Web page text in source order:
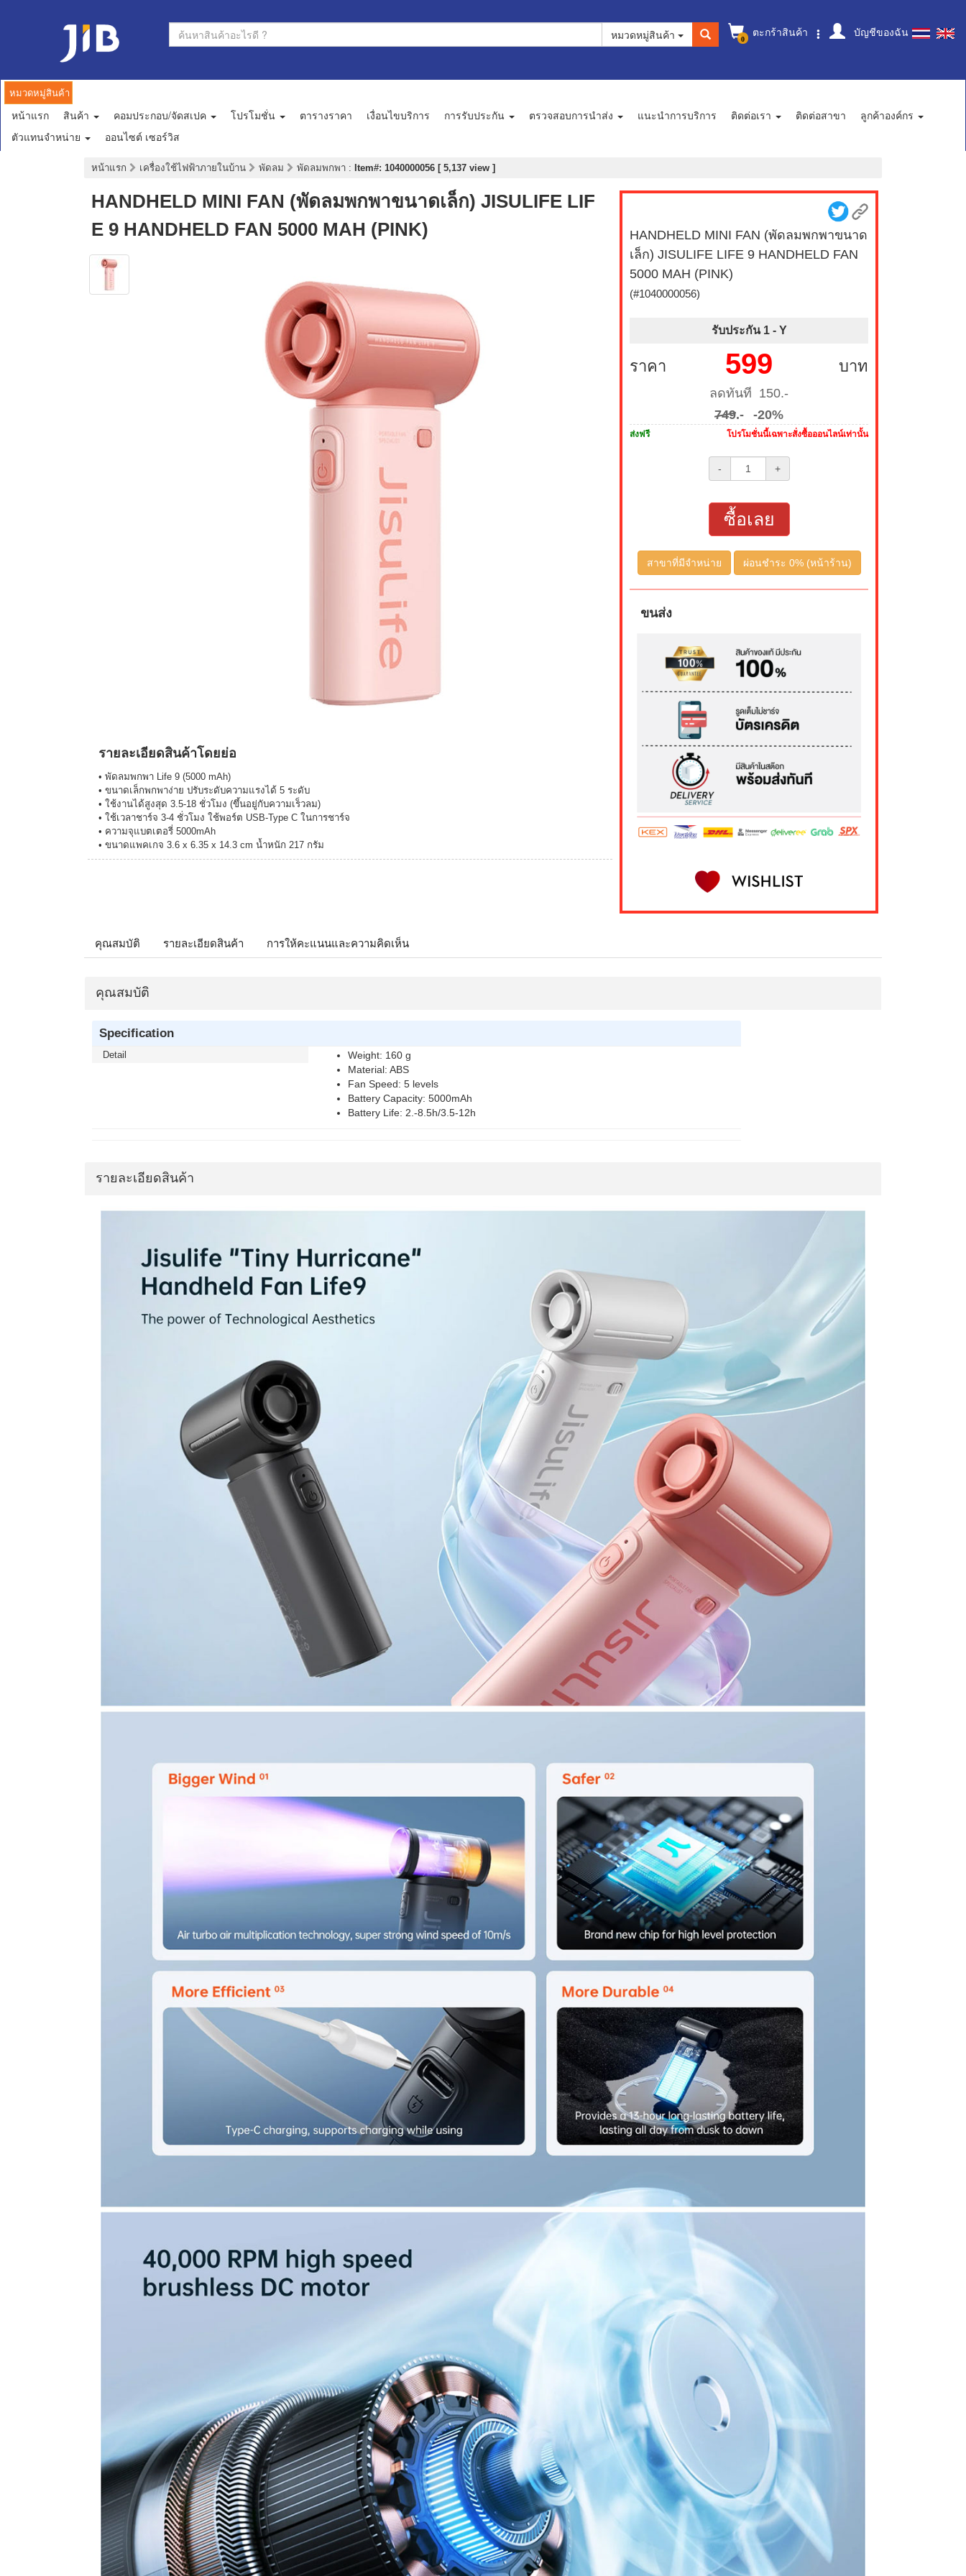
0 ตะกร้าสินค้า บัญชีของฉัน
หมวดหมู่สินค้า
หมวดหมู่สินค้า
หน้าแรก สินค้า คอมประกอบ/จัดสเปค โปรโมชั่น ตารางราคา เงื่อนไขบริการ การรับประกัน ตรวจสอบการนำส่ง แนะนำการบริการ ติดต่อเรา ติดต่อสาขา
ลูกค้าองค์กร
ตัวแทนจำหน่าย
ออนไซต์ เซอร์วิส
หน้าแรก เครื่องใช้ไฟฟ้าภายในบ้าน พัดลม พัดลมพกพา : Item#: 1040000056 [ 5,137 view ]
HANDHELD MINI FAN (พัดลมพกพาขนาดเล็ก) JISULIFE LIF
E 9 HANDHELD FAN 5000 MAH (PINK)
รายละเอียดสินค้าโดยย่อ
• พัดลมพกพา Life 9 (5000 mAh)
• ขนาดเล็กพกพาง่าย ปรับระดับความแรงได้ 5 ระดับ
• ใช้งานได้สูงสุด 3.5-18 ชั่วโมง (ขึ้นอยู่กับความเร็วลม)
• ใช้เวลาชาร์จ 3-4 ชั่วโมง ใช้พอร์ต USB-Type C ในการชาร์จ
• ความจุแบตเตอรี่ 5000mAh
• ขนาดแพคเกจ 3.6 x 6.35 x 14.3 cm น้ำหนัก 217 กรัม
HANDHELD MINI FAN (พัดลมพกพาขนาด
เล็ก) JISULIFE LIFE 9 HANDHELD FAN
5000 MAH (PINK)
(#1040000056)
รับประกัน 1 - Y
ราคา บาท
599
ลดทันที 150.-
749.- -20%
ส่งฟรี โปรโมชั่นนี้เฉพาะสั่งซื้อออนไลน์เท่านั้น
- +
ซื้อเลย
สาขาที่มีจำหน่าย ผ่อนชำระ 0% (หน้าร้าน)
ขนส่ง
คุณสมบัติ รายละเอียดสินค้า การให้คะแนนและความคิดเห็น
คุณสมบัติ
Specification
Detail Weight: 160 g
Material: ABS
Fan Speed: 5 levels
Battery Capacity: 5000mAh
Battery Life: 2.-8.5h/3.5-12h
รายละเอียดสินค้า